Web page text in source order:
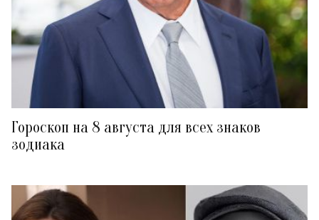
Гороскоп на 8 августа для всех знаков
зодиака